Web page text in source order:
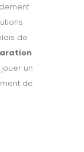
de
un
de